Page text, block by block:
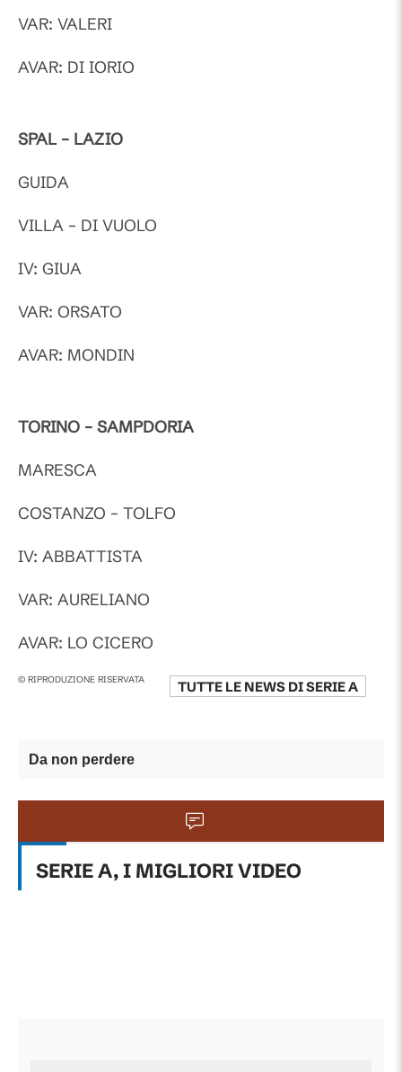
VAR: VALERI
AVAR: DI IORIO
SPAL – LAZIO
GUIDA
VILLA – DI VUOLO
IV: GIUA
VAR: ORSATO
AVAR: MONDIN
TORINO – SAMPDORIA
MARESCA
COSTANZO – TOLFO
IV: ABBATTISTA
VAR: AURELIANO
AVAR: LO CICERO
© RIPRODUZIONE RISERVATA TUTTE LE NEWS DISERIE A
Da non perdere
SERIE A, I MIGLIORI VIDEO